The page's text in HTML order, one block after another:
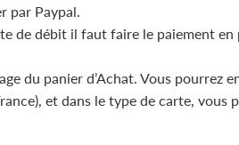
par Paypal.
débit il faut faire le paiement en
du panier d’Achat. Vous
et dans le type de carte,